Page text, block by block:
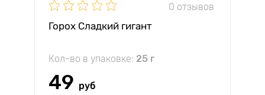
0 отзывов
Горох Сладкий гигант
Кол-во в упаковке: 25 г
49 руб